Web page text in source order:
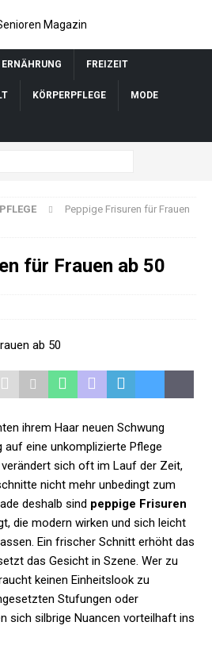
ERNÄHRUNG FREIZEIT
KÖRPERPFLEGE MODE
Peppige Frisuren für Frauen
für Frauen ab 50
ihrem Haar neuen Schwung
auf eine unkomplizierte Pflege
sich oft im Lauf der Zeit,
nicht mehr unbedingt zum
deshalb sind peppige Frisuren
die modern wirken und sich leicht
Ein frischer Schnitt erhöht das
das Gesicht in Szene. Wer zu
keinen Einheitslook zu
Stufungen oder
sich silbrige Nuancen vorteilhaft ins